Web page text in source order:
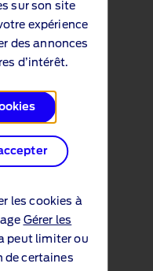
sur son site
expérience
des annonces
d’intérêt.
les cookies à
Gérer les
peut limiter ou
de certaines